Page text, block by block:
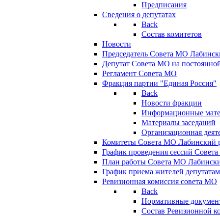
Предписания
Сведения о депутатах
Back
Состав комитетов
Новости
Председатель Совета МО
Депутат Совета МО на
Регламент Совета МО
Фракция партии "Единая Россия"
Back
Новости фракции
Информационные
Материалы заседаний
Организационная
Комитеты Совета МО Лабинский
График проведения сессий
План работы Совета МО
График приема жителей
Ревизионная комиссия совета МО
Back
Нормативные
Состав Ревизионной